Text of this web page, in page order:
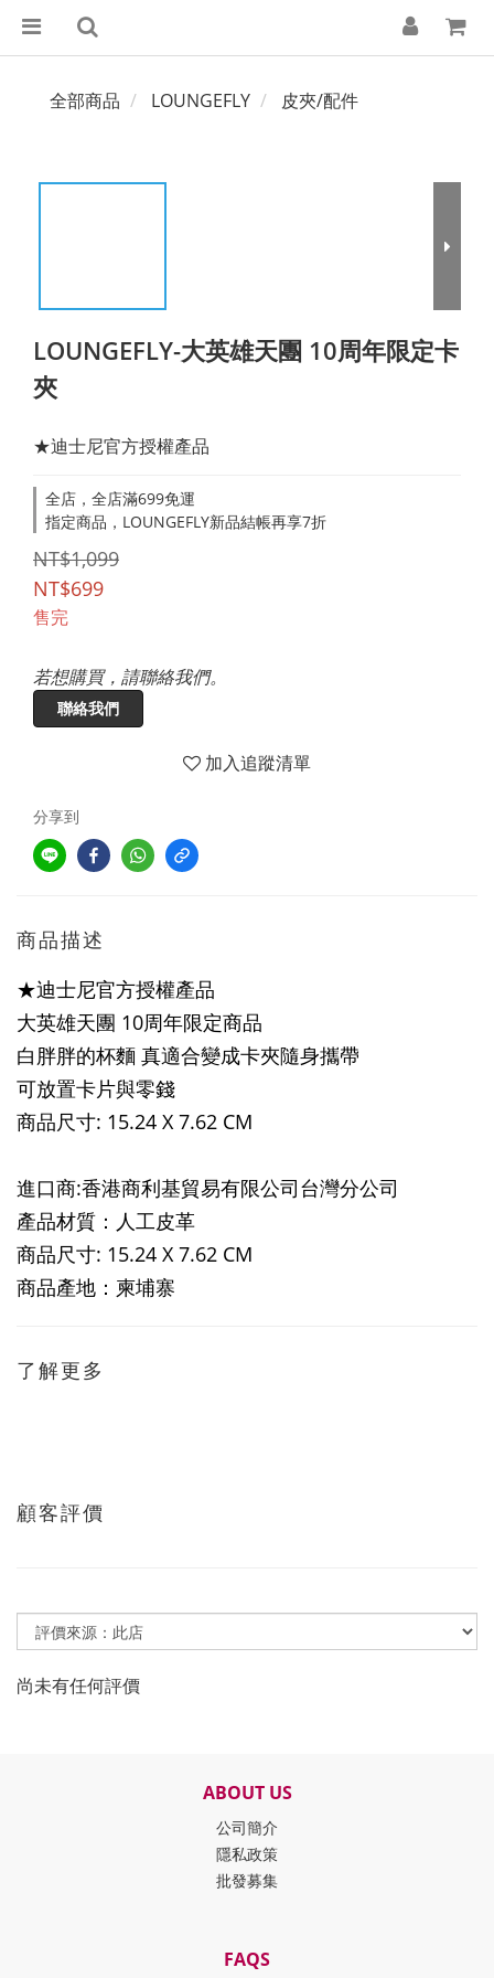
全部商品 LOUNGEFLY 皮夾/配件
LOUNGEFLY-大英雄天團 10周年限定卡
夾
★迪士尼官方授權產品
全店，全店滿699免運
指定商品，LOUNGEFLY新品結帳再享7折
NT$1,099
NT$699
售完
若想購買，請聯絡我們。
聯絡我們
加入追蹤清單
分享到
商品描述
★迪士尼官方授權產品
大英雄天團 10周年限定商品
白胖胖的杯麵 真適合變成卡夾隨身攜帶
可放置卡片與零錢
商品尺寸: 15.24 X 7.62 CM
進口商:香港商利基貿易有限公司台灣分公司
產品材質：人工皮革
商品尺寸: 15.24 X 7.62 CM
商品產地：柬埔寨
了解更多
顧客評價
尚未有任何評價
ABOUT US
公司簡介
隱私政策
批發募集
FAQS